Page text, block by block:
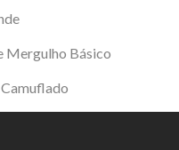
Mergulho Básico